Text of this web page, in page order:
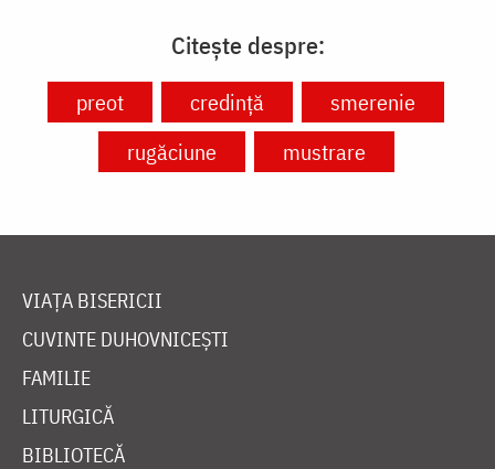
Citește despre:
preot credință
smerenie
rugăciune
mustrare
VIAȚA BISERICII
CUVINTE DUHOVNICEȘTI
FAMILIE
LITURGICĂ
BIBLIOTECĂ